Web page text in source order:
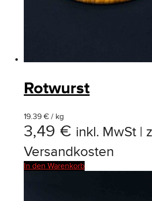
Rotwurst
19.39 € / kg
3,49 € inkl. MwSt |
Versandkosten
In den Warenkorb